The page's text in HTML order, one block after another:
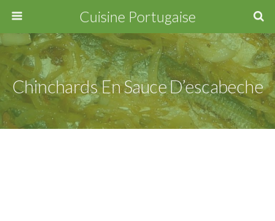
Cuisine Portugaise
Chinchards En Sauce D’escabeche